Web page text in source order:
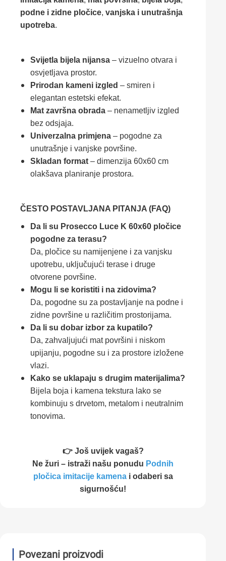
podne i zidne pločice, vanjska i unutrašnja
upotreba.
Svijetla bijela nijansa – vizuelno otvara i
osvjetljava prostor.
Prirodan kameni izgled – smiren i
elegantan estetski efekat.
Mat završna obrada – nenametljiv izgled
bez odsjaja.
Univerzalna primjena – pogodne za
unutrašnje i vanjske površine.
Skladan format – dimenzija 60x60 cm
olakšava planiranje prostora.
ČESTO POSTAVLJANA PITANJA (FAQ)
Da li su Prosecco Luce K 60x60 pločice
pogodne za terasu?
Da, pločice su namijenjene i za vanjsku
upotrebu, uključujući terase i druge
otvorene površine.
Mogu li se koristiti i na zidovima?
Da, pogodne su za postavljanje na podne i
zidne površine u različitim prostorijama.
Da li su dobar izbor za kupatilo?
Da, zahvaljujući mat površini i niskom
upijanju, pogodne su i za prostore izložene
vlazi.
Kako se uklapaju s drugim materijalima?
Bijela boja i kamena tekstura lako se
kombinuju s drvetom, metalom i neutralnim
tonovima.
👉 Još uvijek vagaš?
Ne žuri – istraži našu ponudu Podnih
pločica imitacije kamenai odaberi sa
sigurnošću!
Povezani proizvodi